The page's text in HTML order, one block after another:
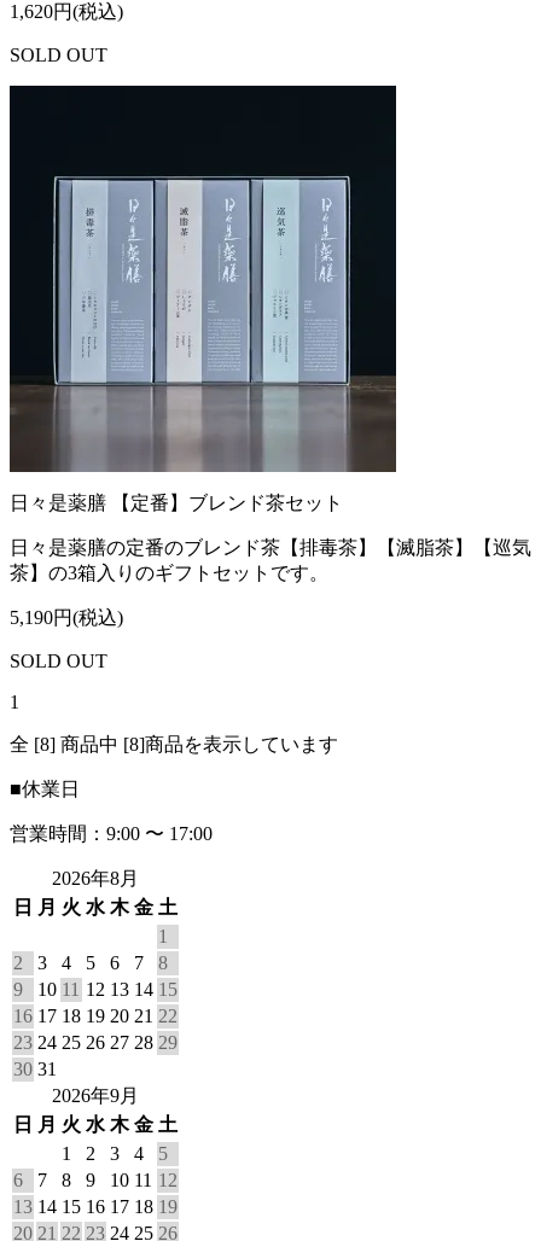
1,620円(税込)
SOLD OUT
日々是薬膳 【定番】ブレンド茶セット
日々是薬膳の定番のブレンド茶【排毒茶】【滅脂茶】【巡気
茶】の3箱入りのギフトセットです。
5,190円(税込)
SOLD OUT
1
全 [8] 商品中 [8]商品を表示しています
■休業日
営業時間：9:00 〜 17:00
2026年8月
日
月 火 水 木 金 土
1
2
3 4 5 6 7
8
9
10 11 12 13 14 15
16 17 18 19 20 21 22
23 24 25 26 27 28 29
30 31
2026年9月
日
月 火 水 木 金 土
1
2 3 4
5
6
7 8 9 10 11 12
13 14 15 16 17 18 19
20 21 22 23 24 25 26